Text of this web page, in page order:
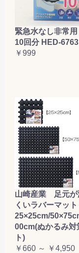
緊急水なし非常
10回分 HED-6763
￥999
山崎産業 足元が
くいラバーマッ
25×25cm/
00cm(ぬかるみ対
ト)
￥660 ～ ￥4,950